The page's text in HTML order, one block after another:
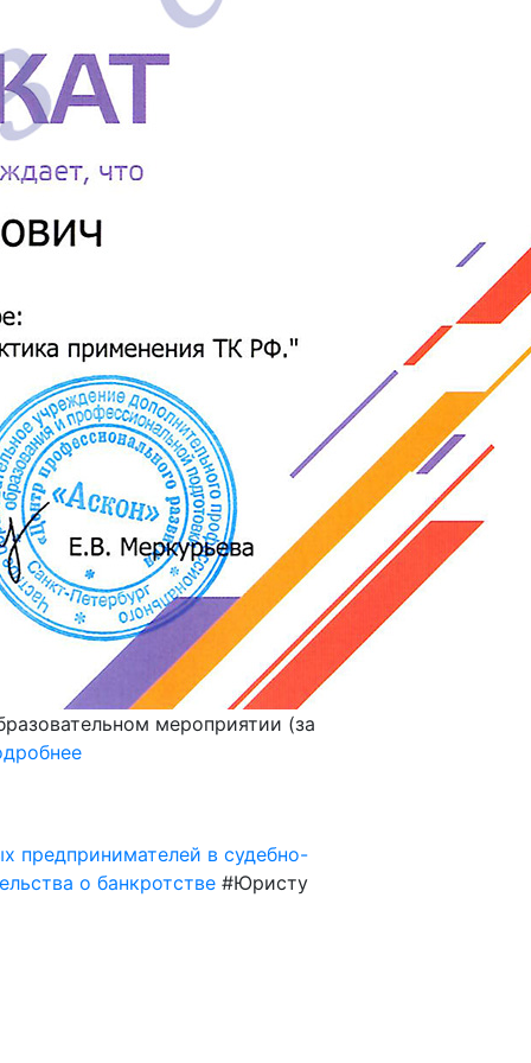
мероприятии (за
предпринимателей в судебно-
о банкротстве #Юристу